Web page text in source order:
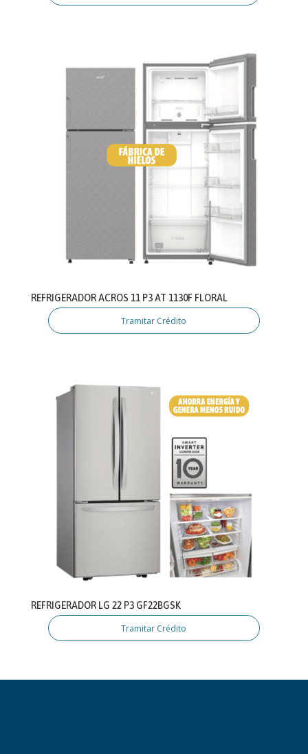
REFRIGERADOR ACROS 11 P3 AT 1130F FLORAL
Tramitar Crédito
REFRIGERADOR LG 22 P3 GF22BGSK
Tramitar Crédito